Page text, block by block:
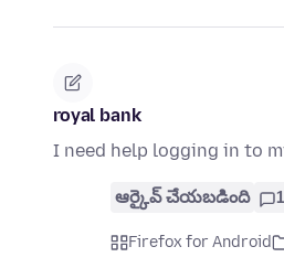
royal bank
I need help logging in to
ఆర్కైవ్ చేయబడింది 1
Firefox for Android